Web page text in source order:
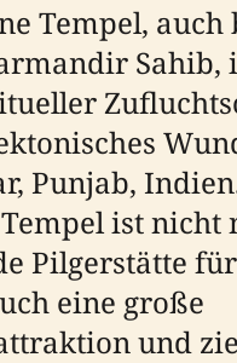
Tempel,
Sahib,
Punjab,
ist nicht
Pilgerstätte
eine große
und